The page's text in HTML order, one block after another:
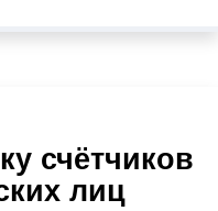
счётчиков
лиц